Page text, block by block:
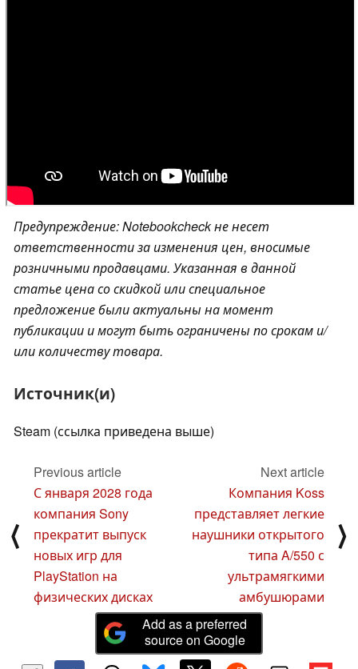
Предупреждение: Notebookcheck не несет
ответственности за изменения цен, вносимые
розничными продавцами. Указанная в данной
статье цена со скидкой или специальное
предложение были актуальны на момент
публикации и могут быть ограничены по срокам и/
или количеству товара.
Источник(и)
Steam (ссылка приведена выше)
⟨
Previous article
С января 2028 года
компания Sony
прекратит выпуск
новых игр для
PlayStation на
физических дисках
Next article
Компания Koss
представляет легкие
наушники открытого
типа A/550 с
ультрамягкими
амбушюрами
⟩
Add as a preferred
source on Google